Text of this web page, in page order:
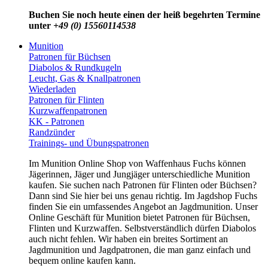
Buchen Sie noch heute einen der heiß begehrten Termine
unter +49 (0) 15560114538
Munition
Patronen für Büchsen
Diabolos & Rundkugeln
Leucht, Gas & Knallpatronen
Wiederladen
Patronen für Flinten
Kurzwaffenpatronen
KK - Patronen
Randzünder
Trainings- und Übungspatronen
Im Munition Online Shop von Waffenhaus Fuchs können
Jägerinnen, Jäger und Jungjäger unterschiedliche Munition
kaufen. Sie suchen nach Patronen für Flinten oder Büchsen?
Dann sind Sie hier bei uns genau richtig. Im Jagdshop Fuchs
finden Sie ein umfassendes Angebot an Jagdmunition. Unser
Online Geschäft für Munition bietet Patronen für Büchsen,
Flinten und Kurzwaffen. Selbstverständlich dürfen Diabolos
auch nicht fehlen. Wir haben ein breites Sortiment an
Jagdmunition und Jagdpatronen, die man ganz einfach und
bequem online kaufen kann.